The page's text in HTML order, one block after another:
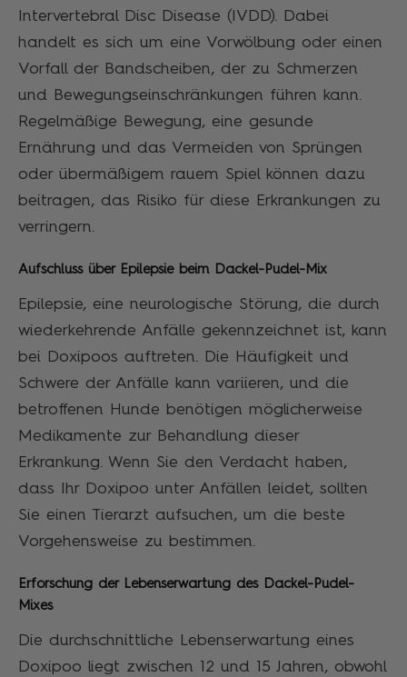
Intervertebral Disc Disease (IVDD). Dabei
handelt es sich um eine Vorwölbung oder einen
Vorfall der Bandscheiben, der zu Schmerzen
und Bewegungseinschränkungen führen kann.
Regelmäßige Bewegung, eine gesunde
Ernährung und das Vermeiden von Sprüngen
oder übermäßigem rauem Spiel können dazu
beitragen, das Risiko für diese Erkrankungen zu
verringern.
Aufschluss über Epilepsie beim Dackel-Pudel-Mix
Epilepsie, eine neurologische Störung, die durch
wiederkehrende Anfälle gekennzeichnet ist, kann
bei Doxipoos auftreten. Die Häufigkeit und
Schwere der Anfälle kann variieren, und die
betroffenen Hunde benötigen möglicherweise
Medikamente zur Behandlung dieser
Erkrankung. Wenn Sie den Verdacht haben,
dass Ihr Doxipoo unter Anfällen leidet, sollten
Sie einen Tierarzt aufsuchen, um die beste
Vorgehensweise zu bestimmen.
Erforschung der Lebenserwartung des Dackel-Pudel-
Mixes
Die durchschnittliche Lebenserwartung eines
Doxipoo liegt zwischen 12 und 15 Jahren, obwohl